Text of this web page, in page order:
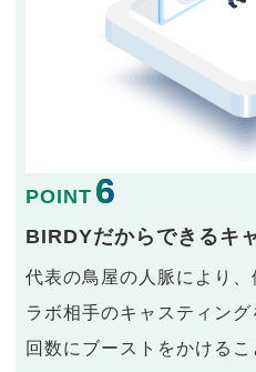
POINT 6
BIRDYだからできるキ
代表の鳥屋の人脈により
ラボ相手のキャスティン
回数にブーストをかける